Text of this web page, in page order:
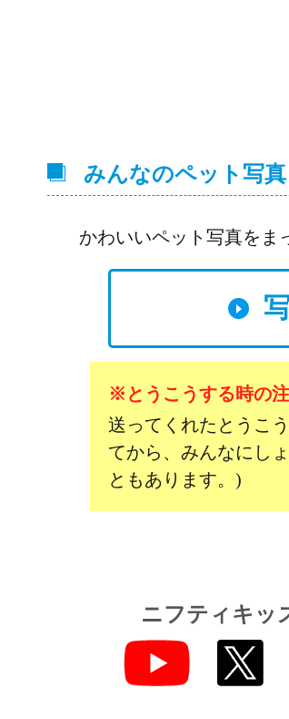
みんなのペット写
かわいいペット写真をま
※とうこうする時の
送ってくれたとうこ
てから、みんなにし
ともあります。)
ニフティキッ